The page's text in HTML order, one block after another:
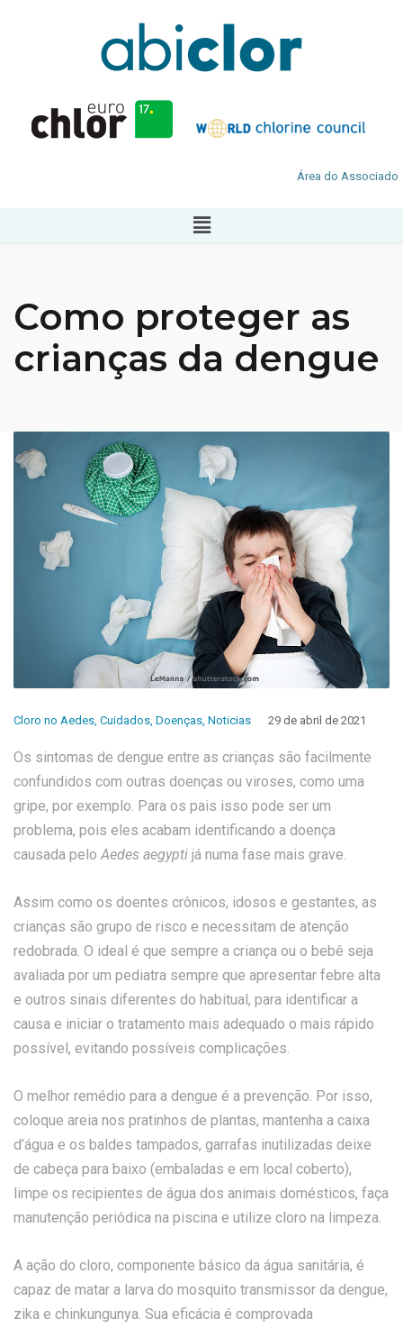
Área do Associado
Como proteger as
crianças da dengue
Cloro no Aedes Cuidados Doenças Noticias 29 de abril de 2021
Os sintomas de dengue entre as crianças são facilmente
confundidos com outras doenças ou viroses, como uma
gripe, por exemplo. Para os pais isso pode ser um
problema, pois eles acabam identificando a doença
causada peloAedes aegypti já numa fase mais grave.
Assim como os doentes crônicos, idosos e gestantes, as
crianças são grupo de risco e necessitam de atenção
redobrada. O ideal é que sempre a criança ou o bebê seja
avaliada por um pediatra sempre que apresentar febre alta
e outros sinais diferentes do habitual, para identificar a
causa e iniciar o tratamento mais adequado o mais rápido
possível, evitando possíveis complicações.
O melhor remédio para a dengue é a prevenção. Por isso,
coloque areia nos pratinhos de plantas, mantenha a caixa
d’água e os baldes tampados, garrafas inutilizadas deixe
de cabeça para baixo (embaladas e em local coberto),
limpe os recipientes de água dos animais domésticos, faça
manutenção periódica na piscina e utilize cloro na limpeza.
A ação do cloro, componente básico da água sanitária, é
capaz de matar a larva do mosquito transmissor da dengue,
zika e chinkungunya. Sua eficácia é comprovada